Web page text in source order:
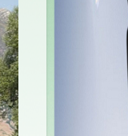
DEL TERRITORIO